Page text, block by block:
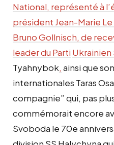
:
National, représenté à
président Jean-Marie
Bruno Gollnisch, de
leader du Parti Ukrainien
Tyahnybok, ainsi que
internationales Taras
compagnie” qui, pas
commémorait encore
Svoboda le 70e